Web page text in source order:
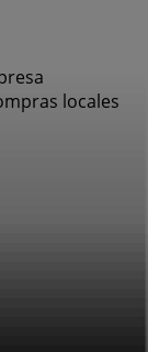
locales